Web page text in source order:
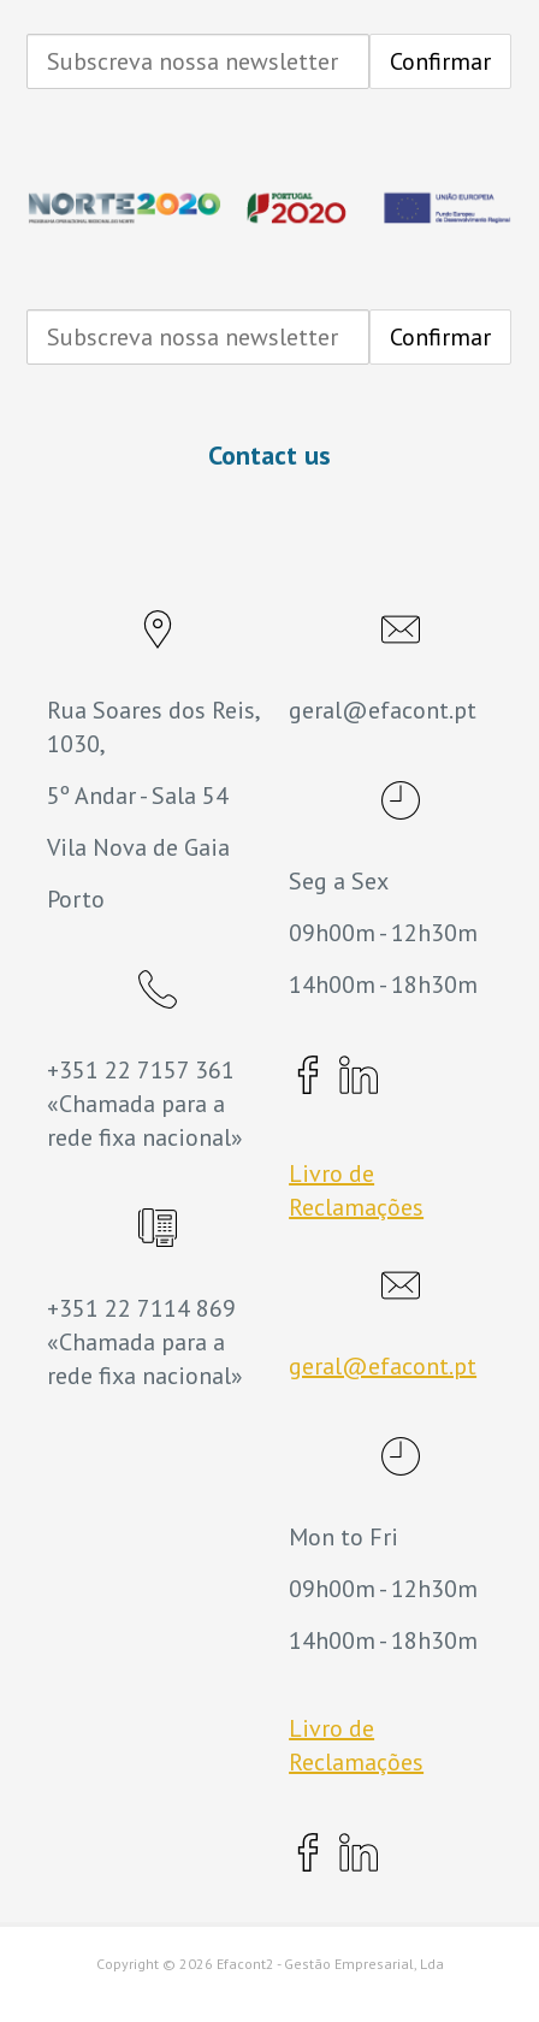
Contact us
Rua Soares dos Reis,
1030,
5º Andar - Sala 54
Vila Nova de Gaia
Porto
+351 22 7157 361
«Chamada para a
rede fixa nacional»
+351 22 7114 869
«Chamada para a
rede fixa nacional»
geral@efacont.pt
Seg a Sex
09h00m - 12h30m
14h00m - 18h30m
Livro de
Reclamações
geral@efacont.pt
Mon to Fri
09h00m - 12h30m
14h00m - 18h30m
Livro de
Reclamações
Copyright © 2026 Efacont2 - Gestão Empresarial, Lda